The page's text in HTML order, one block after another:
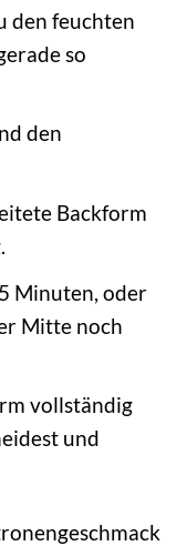
den feuchten
so
den
Backform
Minuten, oder
Mitte noch
vollständig
und